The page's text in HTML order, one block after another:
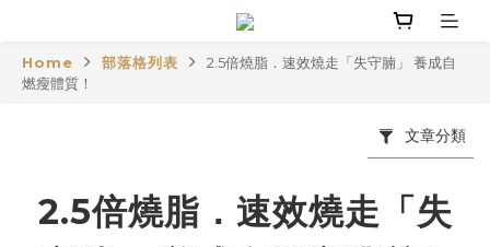
Home 部落格列表
2.5倍燒脂．速效燒走「失守腩」 養成自
燃瘦體質！
文章分類
2.5倍燒脂．速效燒走「失